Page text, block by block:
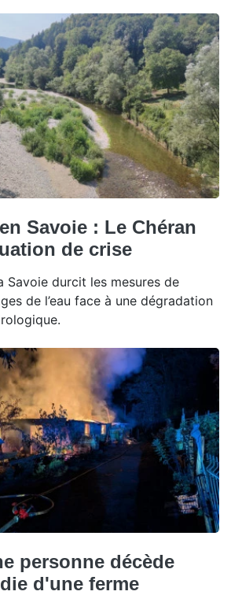
Savoie : Le Chéran
de crise
Savoie durcit les mesures de
de l’eau face à une dégradation
personne décède
d'une ferme